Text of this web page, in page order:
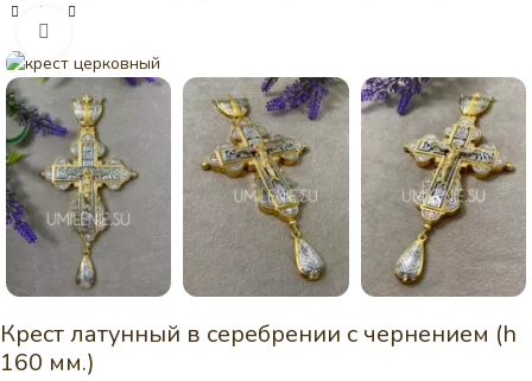
Крест латунный в серебрении с чернением (h
160 мм.)